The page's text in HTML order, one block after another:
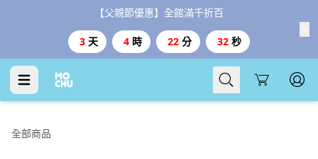
【父親節優惠】全館滿千折百
3 天 4 時 22 分 31 秒
Cart
全部商品